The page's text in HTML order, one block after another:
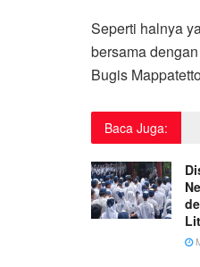
Seperti halnya
bersama
Bugis
Baca Juga: